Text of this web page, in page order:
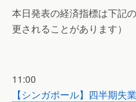
本日発表の経済指標は下記
更されることがあります）
11:00
【シンガポール】四半期失